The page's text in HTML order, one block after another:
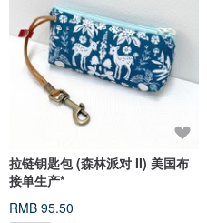
拉链钥匙包 (森林派对 II) 美国布
接单生产*
RMB 95.50